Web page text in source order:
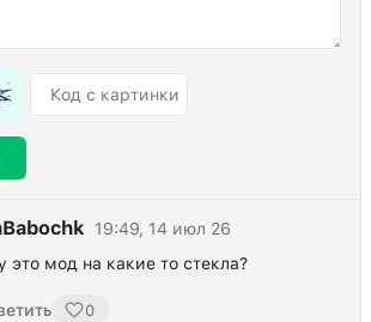
19:49, 14 июл 26
это мод на какие то стекла?
0